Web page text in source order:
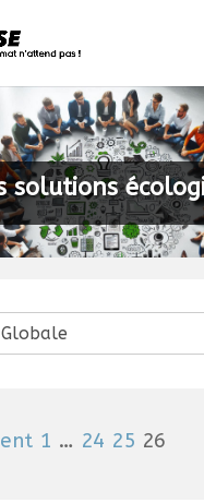
solutions
1 … 24 25 26